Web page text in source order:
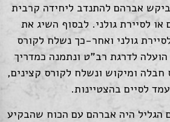
אברהם להתנדב ליחידה קרבית
לסיירת גולני. לבסוף השיג את
גולני ואחר-כך נשלח לקורס
לדרגת רב"ט ונתמנה כמדריך
חבלה ומיקוש ונשלח לקורס קצינים,
לסיים בהצטיינות.
היה אברהם עם הכוח שהבקיע